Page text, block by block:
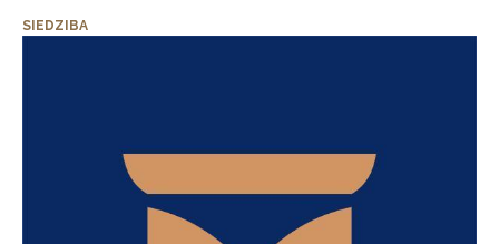
SIEDZIBA